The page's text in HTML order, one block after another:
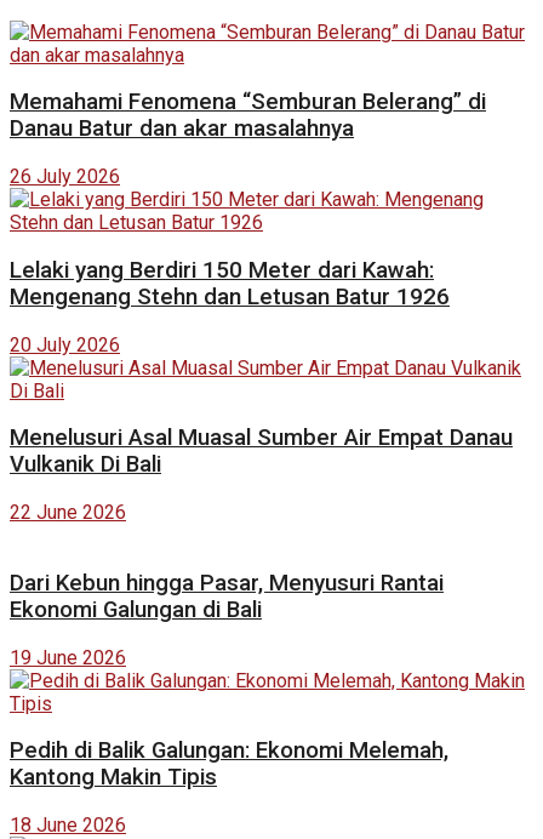
Memahami Fenomena “Semburan Belerang” di
Danau Batur dan akar masalahnya
26 July 2026
Lelaki yang Berdiri 150 Meter dari Kawah:
Mengenang Stehn dan Letusan Batur 1926
20 July 2026
Menelusuri Asal Muasal Sumber Air Empat Danau
Vulkanik Di Bali
22 June 2026
Dari Kebun hingga Pasar, Menyusuri Rantai
Ekonomi Galungan di Bali
19 June 2026
Pedih di Balik Galungan: Ekonomi Melemah,
Kantong Makin Tipis
18 June 2026